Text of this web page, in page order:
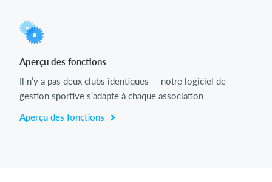
Aperçu des fonctions
Il n’y a pas deux clubs identiques — notre logiciel de
gestion sportive s’adapte à chaque association
Aperçu des fonctions